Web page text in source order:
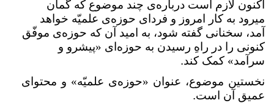
اکنون لازم است درباره‌ی چند موضوع که گمان
میرود به کار امروز و فردای حوزه‌ی علمیّه خواهد
آمد، سخنانی گفته شود، به امید آن که حوزه‌ی موفّق
کنونی را در راهِ رسیدن به حوزه‌ای «پیشرو و
سرآمد» کمک کند.
نخستین موضوع، عنوان «حوزه‌ی علمیّه» و محتوای
عمیق آن است.